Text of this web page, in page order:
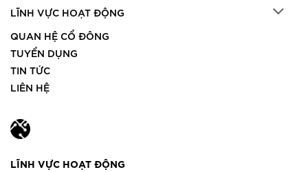
LĨNH VỰC HOẠT ĐỘNG
QUAN HỆ CỔ ĐÔNG
TUYỂN DỤNG
TIN TỨC
LIÊN HỆ
LĨNH VỰC HOẠT ĐỘNG